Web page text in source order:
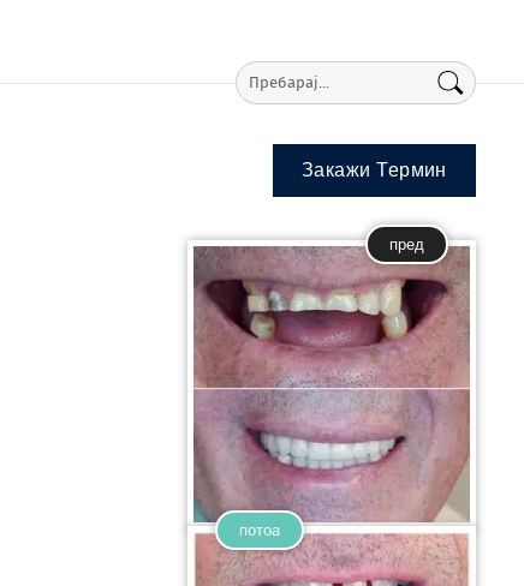
Закажи Термин
пред
потоа